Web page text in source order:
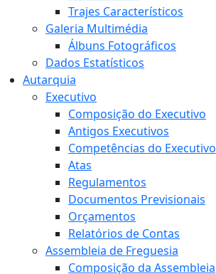
Trajes Característicos
Galeria Multimédia
Álbuns Fotográficos
Dados Estatísticos
Autarquia
Executivo
Composição do Executivo
Antigos Executivos
Competências do Executivo
Atas
Regulamentos
Documentos Previsionais
Orçamentos
Relatórios de Contas
Assembleia de Freguesia
Composição da Assembleia